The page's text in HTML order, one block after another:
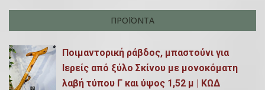
ΠΡΟΪΌΝΤΑ
Ποιμαντορική ράβδος, μπαστούνι για
Ιερείς από ξύλο Σκίνου με μονοκόματη
λαβή τύπου Γ και ύψος 1,52 μ | ΚΩΔ